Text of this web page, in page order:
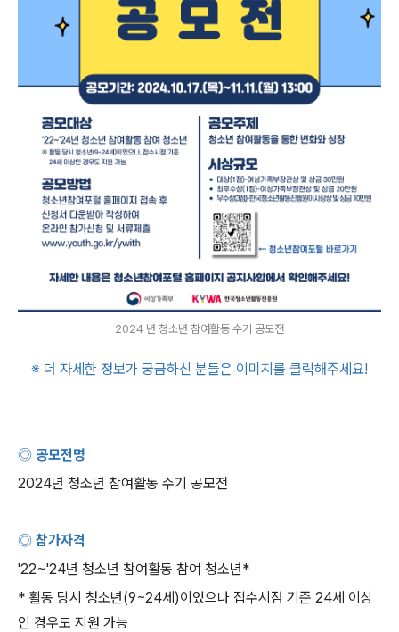
2024 년 청소년 참여활동 수기 공모전
※ 더 자세한 정보가 궁금하신 분들은 이미지를 클릭해주세요!
◎ 공모전명
2024년 청소년 참여활동 수기 공모전
◎ 참가자격
'22~'24년 청소년 참여활동 참여 청소년*
* 활동 당시 청소년(9~24세 )이었으나 접수시점 기준 24세 이상
인 경우도 지원 가능